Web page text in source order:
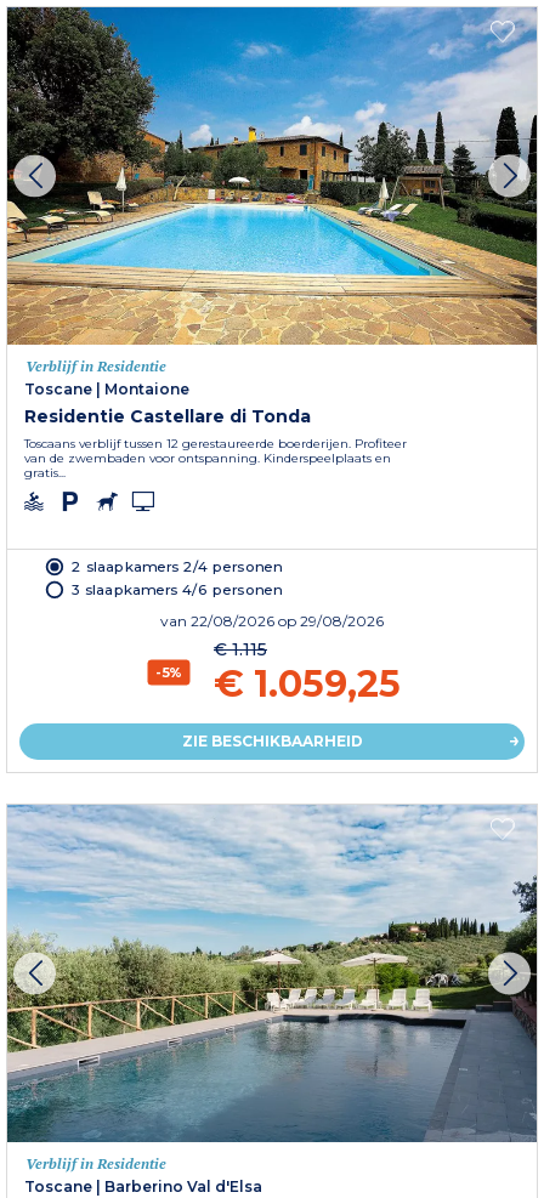
Verblijf in Residentie
Toscane
Montaione
Residentie Castellare di Tonda
Toscaans verblijf tussen 12 gerestaureerde boerderijen. Profiteer
van de zwembaden voor ontspanning. Kinderspeelplaats en
gratis...
2 slaapkamers 2/4 personen
3 slaapkamers 4/6 personen
van 22/08/2026 op 29/08/2026
-5%
€ 1.115
€ 1.059,25
ZIE BESCHIKBAARHEID
Verblijf in Residentie
Toscane
Barberino Val d'Elsa